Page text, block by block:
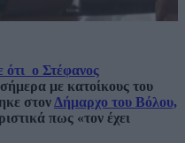
ότι ο Στέφανος
με κατοίκους του
στονΔήμαρχο του Βόλου,
πως «τον έχει